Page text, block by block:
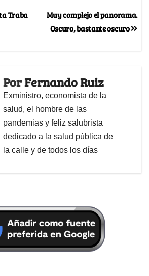
Muy complejo el panorama.
Oscuro, bastante oscuro
Traba
PorFernando Ruiz
Exministro, economista de la
salud, el hombre de las
pandemias y feliz salubrista
dedicado a la salud pública de
la calle y de todos los días